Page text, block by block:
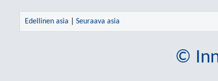
Edellinen asia Seuraava asia
©